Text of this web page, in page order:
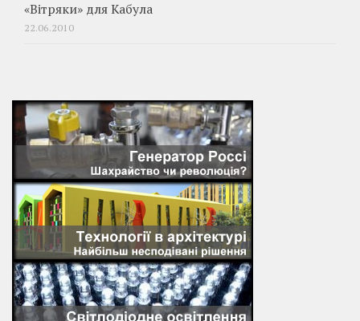
«Вітряки» для Кабула
22.06.2010